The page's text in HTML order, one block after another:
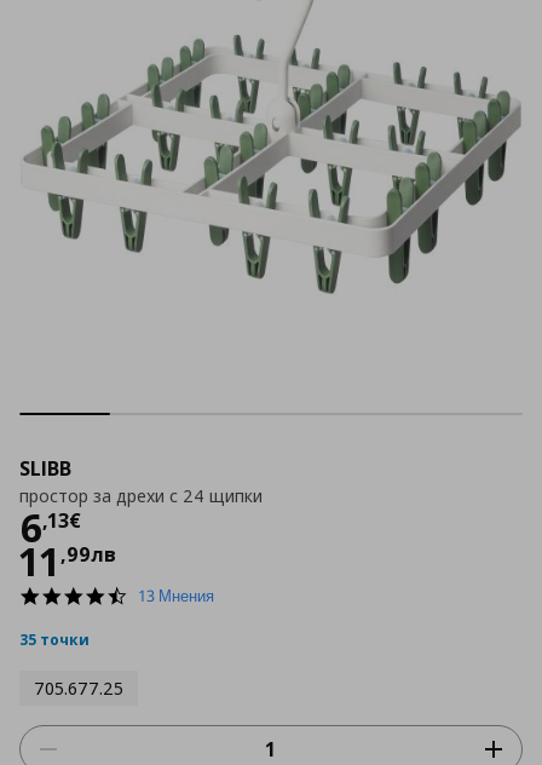
SLIBB
простор за дрехи с 24 щипки
6,13€
Цена
11 ,99лв
4.3
13 Мнения
35 точки
705.677.25